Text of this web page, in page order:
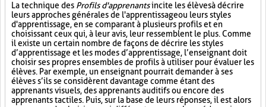
La technique des Profils d'apprenantsincite les élèves à décrire
leurs approches générales de l'apprentissage ou leurs styles
d'apprentissage, en se comparant à plusieurs profils et en
choisissant ceux qui, à leur avis, leur ressemblent le plus. Comme
il existe un certain nombre de façons de décrire les styles
d’apprentissage et les modes d’apprentissage, l’enseignant doit
choisir ses propres ensembles de profils à utiliser pour évaluer les
élèves. Par exemple, un enseignant pourrait demander à ses
élèves s’ils se considèrent davantage comme étant des
apprenants visuels, des apprenants auditifs ou encore des
apprenants tactiles. Puis, sur la base de leurs réponses, il est alors